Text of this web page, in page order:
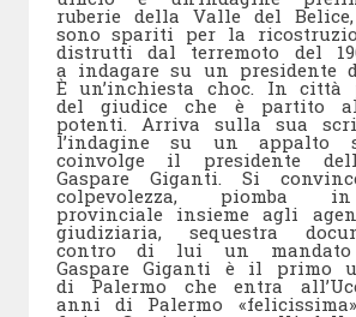
ruberie della Valle del
sono spariti per la
distrutti dal terremoto del
a indagare su un presidente
È un’inchiesta choc. In
del giudice che è partito
potenti. Arriva sulla sua
l’indagine su un appalto
coinvolge il presidente
Gaspare Giganti. Si
colpevolezza, piomba
provinciale insieme agli
giudiziaria, sequestra
contro di lui un
Gaspare Giganti è il primo
di Palermo che entra
anni di Palermo